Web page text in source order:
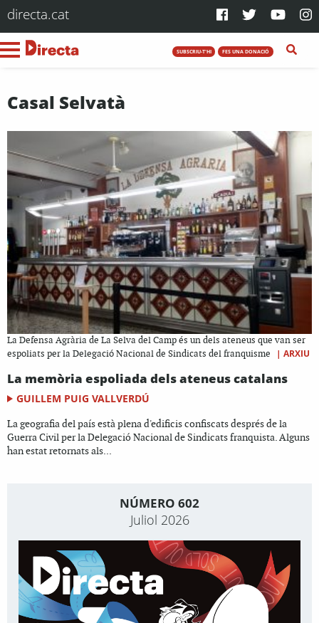
directa.cat
SUBSCRIU-T'HI FES UNA DONACIÓ
Casal Selvatà
La Defensa Agrària de La Selva del Camp és un dels ateneus que van ser
espoliats per la Delegació Nacional de Sindicats del franquisme
| ARXIU
La memòria espoliada dels ateneus catalans
GUILLEM PUIG VALLVERDÚ
La geografia del país està plena d'edificis confiscats després de la
Guerra Civil per la Delegació Nacional de Sindicats franquista. Alguns
han estat retornats als...
NÚMERO 602
Juliol 2026